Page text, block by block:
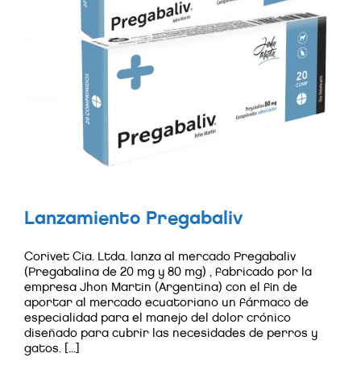
Lanzamiento Pregabaliv
Corivet Cia. Ltda. lanza al mercado Pregabaliv
(Pregabalina de 20 mg y 80 mg) , fabricado por la
empresa Jhon Martin (Argentina) con el fin de
aportar al mercado ecuatoriano un fármaco de
especialidad para el manejo del dolor crónico
diseñado para cubrir las necesidades de perros y
gatos. [...]